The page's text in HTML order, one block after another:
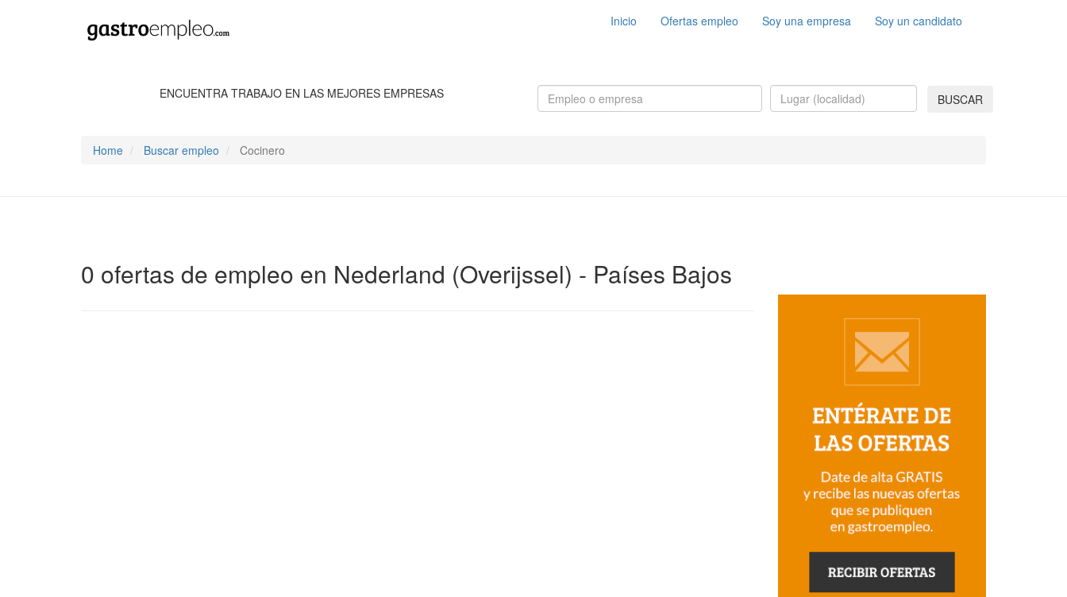
Inicio Ofertas empleo Soy una empresa Soy un candidato
ENCUENTRA TRABAJO EN LAS MEJORES EMPRESAS BUSCAR
Home Buscar empleo Cocinero
0 ofertas de empleo en Nederland (Overijssel) - Países Bajos